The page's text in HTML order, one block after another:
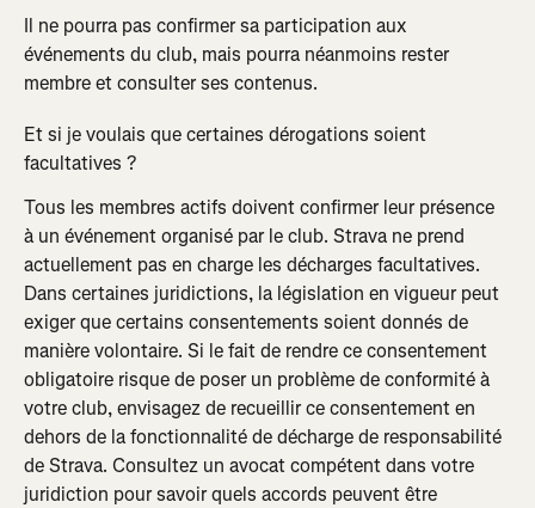
Il ne pourra pas confirmer sa participation aux
événements du club, mais pourra néanmoins rester
membre et consulter ses contenus.
Et si je voulais que certaines dérogations soient
facultatives ?
Tous les membres actifs doivent confirmer leur présence
à un événement organisé par le club. Strava ne prend
actuellement pas en charge les décharges facultatives.
Dans certaines juridictions, la législation en vigueur peut
exiger que certains consentements soient donnés de
manière volontaire. Si le fait de rendre ce consentement
obligatoire risque de poser un problème de conformité à
votre club, envisagez de recueillir ce consentement en
dehors de la fonctionnalité de décharge de responsabilité
de Strava. Consultez un avocat compétent dans votre
juridiction pour savoir quels accords peuvent être